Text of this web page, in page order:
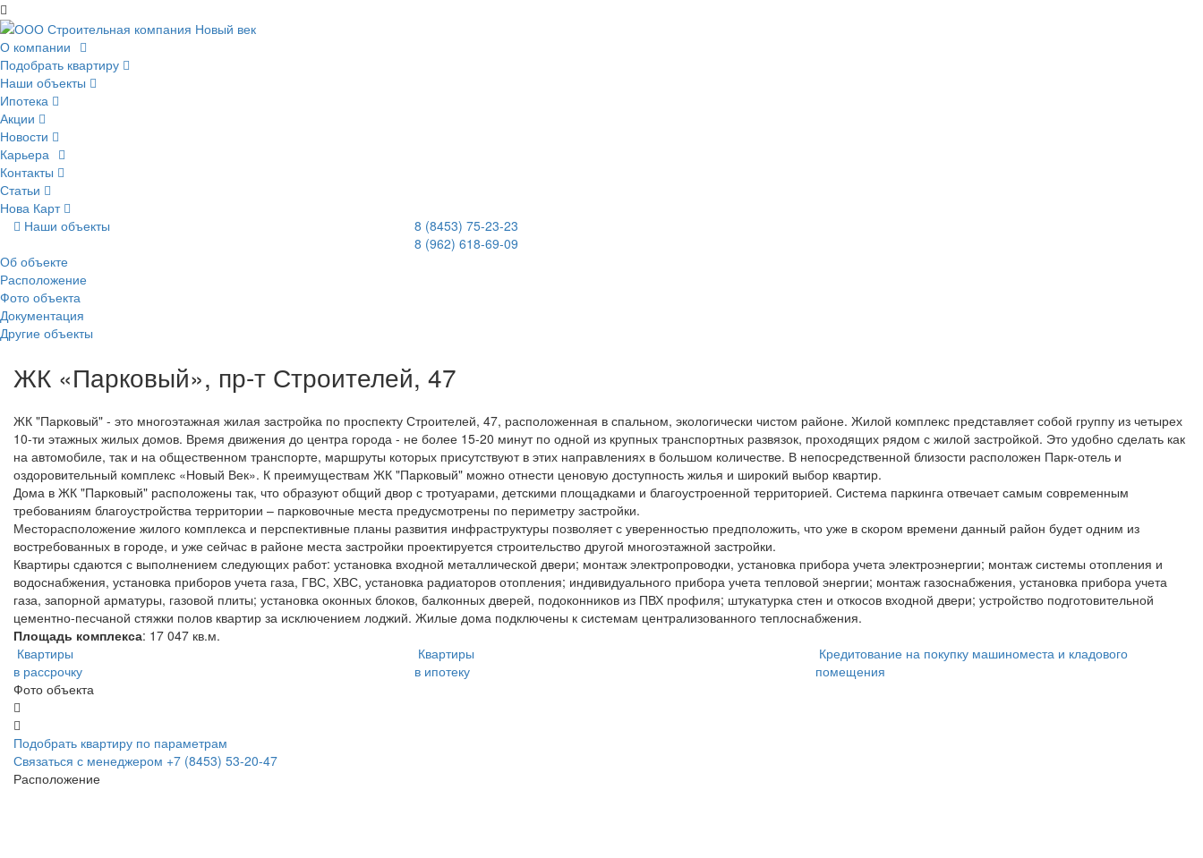
О компании
Подобрать квартиру
Наши объекты
Ипотека
Акции
Новости
Карьера
Контакты
Статьи
Нова Карт
Наши объекты
8 (8453) 75-23-23
8 (962) 618-69-09
Об объекте
Расположение
Фото объекта
Документация
Другие объекты
ЖК «Парковый», пр-т Строителей, 47
ЖК "Парковый" - это многоэтажная жилая застройка по проспекту Строителей, 47, расположенная в спальном, экологически чистом районе. Жилой комплекс представляет собой группу из четырех
10-ти этажных жилых домов. Время движения до центра города - не более 15-20 минут по одной из крупных транспортных развязок, проходящих рядом с жилой застройкой. Это удобно сделать как
на автомобиле, так и на общественном транспорте, маршруты которых присутствуют в этих направлениях в большом количестве. В непосредственной близости расположен Парк-отель и
оздоровительный комплекс «Новый Век». К преимуществам ЖК "Парковый" можно отнести ценовую доступность жилья и широкий выбор квартир.
Дома в ЖК "Парковый" расположены так, что образуют общий двор с тротуарами, детскими площадками и благоустроенной территорией. Система паркинга отвечает самым современным
требованиям благоустройства территории – парковочные места предусмотрены по периметру застройки.
Месторасположение жилого комплекса и перспективные планы развития инфраструктуры позволяет с уверенностью предположить, что уже в скором времени данный район будет одним из
востребованных в городе, и уже сейчас в районе места застройки проектируется строительство другой многоэтажной застройки.
Квартиры сдаются с выполнением следующих работ: установка входной металлической двери; монтаж электропроводки, установка прибора учета электроэнергии; монтаж системы отопления и
водоснабжения, установка приборов учета газа, ГВС, ХВС, установка радиаторов отопления; индивидуального прибора учета тепловой энергии; монтаж газоснабжения, установка прибора учета
газа, запорной арматуры, газовой плиты; установка оконных блоков, балконных дверей, подоконников из ПВХ профиля; штукатурка стен и откосов входной двери; устройство подготовительной
цементно-песчаной стяжки полов квартир за исключением лоджий. Жилые дома подключены к системам централизованного теплоснабжения.
Площадь комплекса: 17 047 кв.м.
Квартиры
в рассрочку
Квартиры
в ипотеку
Кредитование на покупку машиноместа и кладового
помещения
Фото объекта
Подобрать квартиру по параметрам
Связаться с менеджером +7 (8453) 53-20-47
Расположение